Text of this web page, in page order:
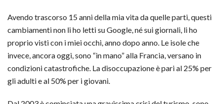
Avendo trascorso 15 anni della mia vita da quelle parti, questi
cambiamenti non li ho letti su Google, né sui giornali, li ho
proprio visti con i miei occhi, anno dopo anno. Le isole che
invece, ancora oggi, sono “in mano” alla Francia, versano in
condizioni catastrofiche. La disoccupazione è pari al 25% per
gli adulti e al 50% per i giovani.